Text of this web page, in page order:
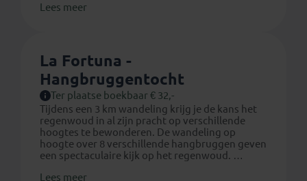
lokale munteenheid te betalen. Voor kinderen kunnen
onder voorbehoud van beschikbaarheid.
zelf onderweg kopen) en een lekker verfrissende
Lees meer
La Fortuna -
Hangbruggentocht
Ter plaatse boekbaar € 32,-
Tijdens een 3 km wandeling krijg je de kans het
regenwoud in al zijn pracht op verschillende
hoogtes te bewonderen. De wandeling op
hoogte over 8 verschillende hangbruggen geven
een spectaculaire kijk op het regenwoud.
Duur: ongeveer 2.5 uur
Lees meer